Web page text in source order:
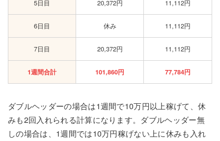
5日目 20,372円 11,112円
6日目 休み 11,112円
7日目 20,372円 11,112円
1週間合計 101,860円 77,784円
ダブルヘッダーの場合は1週間で10万円以上稼げて、休
みも2回入れられる計算になります。ダブルヘッダー無
しの場合は、1週間では10万円稼げない上に休みも入れ